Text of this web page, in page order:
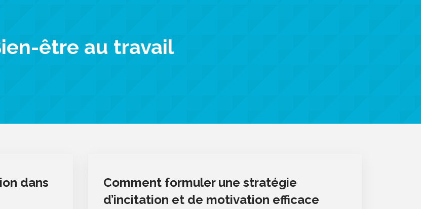
être au travail
dans
Comment formuler une stratégie
d’incitation et de motivation efficace